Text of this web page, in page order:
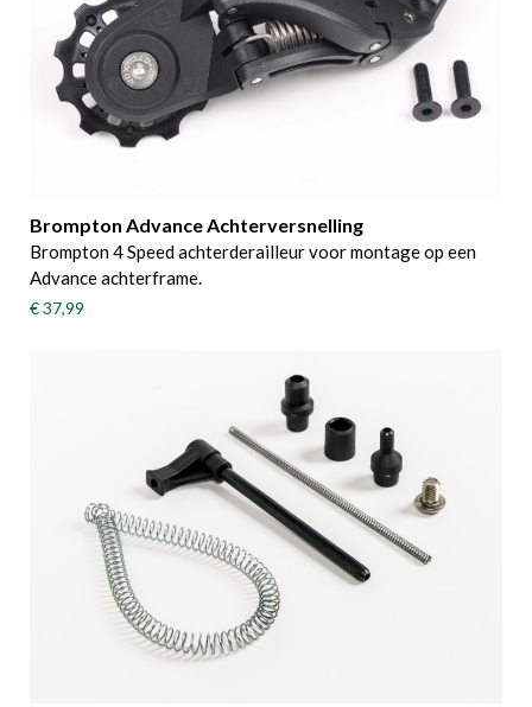
Brompton Advance Achterversnelling
Brompton 4 Speed achterderailleur voor montage op een
Advance achterframe.
€ 37,99